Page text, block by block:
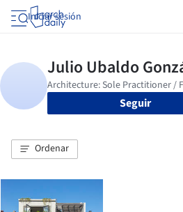
Iniciar sesión
Seguir
Ordenar